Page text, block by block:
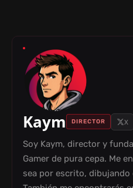
Kaym DIRECTOR X
Soy Kaym, director y
Gamer de pura cepa. Me
sea por escrito, dibujando